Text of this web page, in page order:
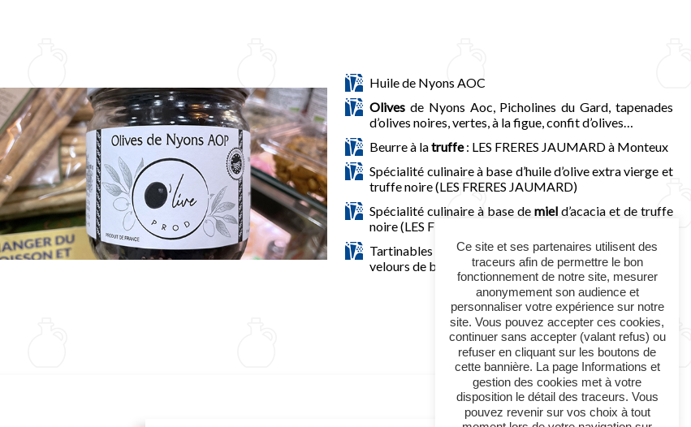
Huile de Nyons AOC
Olives de Nyons Aoc, Picholines du Gard, tapenades
d’olives noires, vertes, à la figue, confit d’olives…
Beurre à latruffe: LES FRERES JAUMARD à Monteux
Spécialité culinaire à base d’huile d’olive extra vierge et
truffe noire (LES FRERES JAUMARD)
Spécialité culinaire à base de mield’acacia et de truffe
noire (LES FRERES JAUMARD)
Tartinables SENTEURS DE PROVENCE :crème d’ail
velours de basilic, délice d’artichaut…
Ce site et ses partenaires utilisent des
traceurs afin de permettre le bon
fonctionnement de notre site, mesurer
anonymement son audience et
personnaliser votre expérience sur notre
site. Vous pouvez accepter ces cookies,
continuer sans accepter (valant refus) ou
refuser en cliquant sur les boutons de
cette bannière. La page Informations et
gestion des cookies met à votre
disposition le détail des traceurs. Vous
pouvez revenir sur vos choix à tout